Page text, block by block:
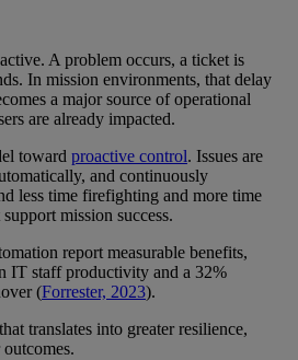
A problem occurs, a ticket is
In mission environments, that delay
a major source of operational
are already impacted.
toward proactive control. Issues are
and continuously
less time firefighting and more time
mission success.
report measurable benefits,
IT staff productivity and a 32%
(Forrester, 2023).
translates into greater resilience,